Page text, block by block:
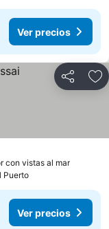
Ver precios
Compartir
con vistas al mar
Puerto
Ver precios